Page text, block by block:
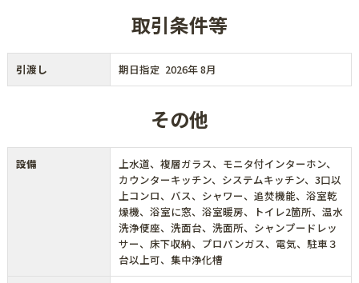
取引条件等
引渡し 期日指定 2026年 8月
その他
設備
上水道、複層ガラス、モニタ付インターホン、
カウンターキッチン、システムキッチン、3口以
上コンロ、バス、シャワー、追焚機能、浴室乾
燥機、浴室に窓、浴室暖房、トイレ2箇所、温水
洗浄便座、洗面台、洗面所、シャンプードレッ
サー、床下収納、プロパンガス、電気、駐車３
台以上可、集中浄化槽